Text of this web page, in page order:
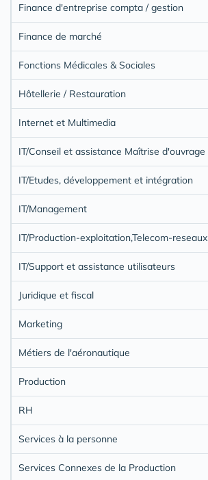
Finance d'entreprise compta / gestion
Finance de marché
Fonctions Médicales & Sociales
Hôtellerie / Restauration
Internet et Multimedia
IT/Conseil et assistance Maîtrise d'ouvrage
IT/Etudes, développement et intégration
IT/Management
IT/Production-exploitation,Telecom-reseaux
IT/Support et assistance utilisateurs
Juridique et fiscal
Marketing
Métiers de l'aéronautique
Production
RH
Services à la personne
Services Connexes de la Production